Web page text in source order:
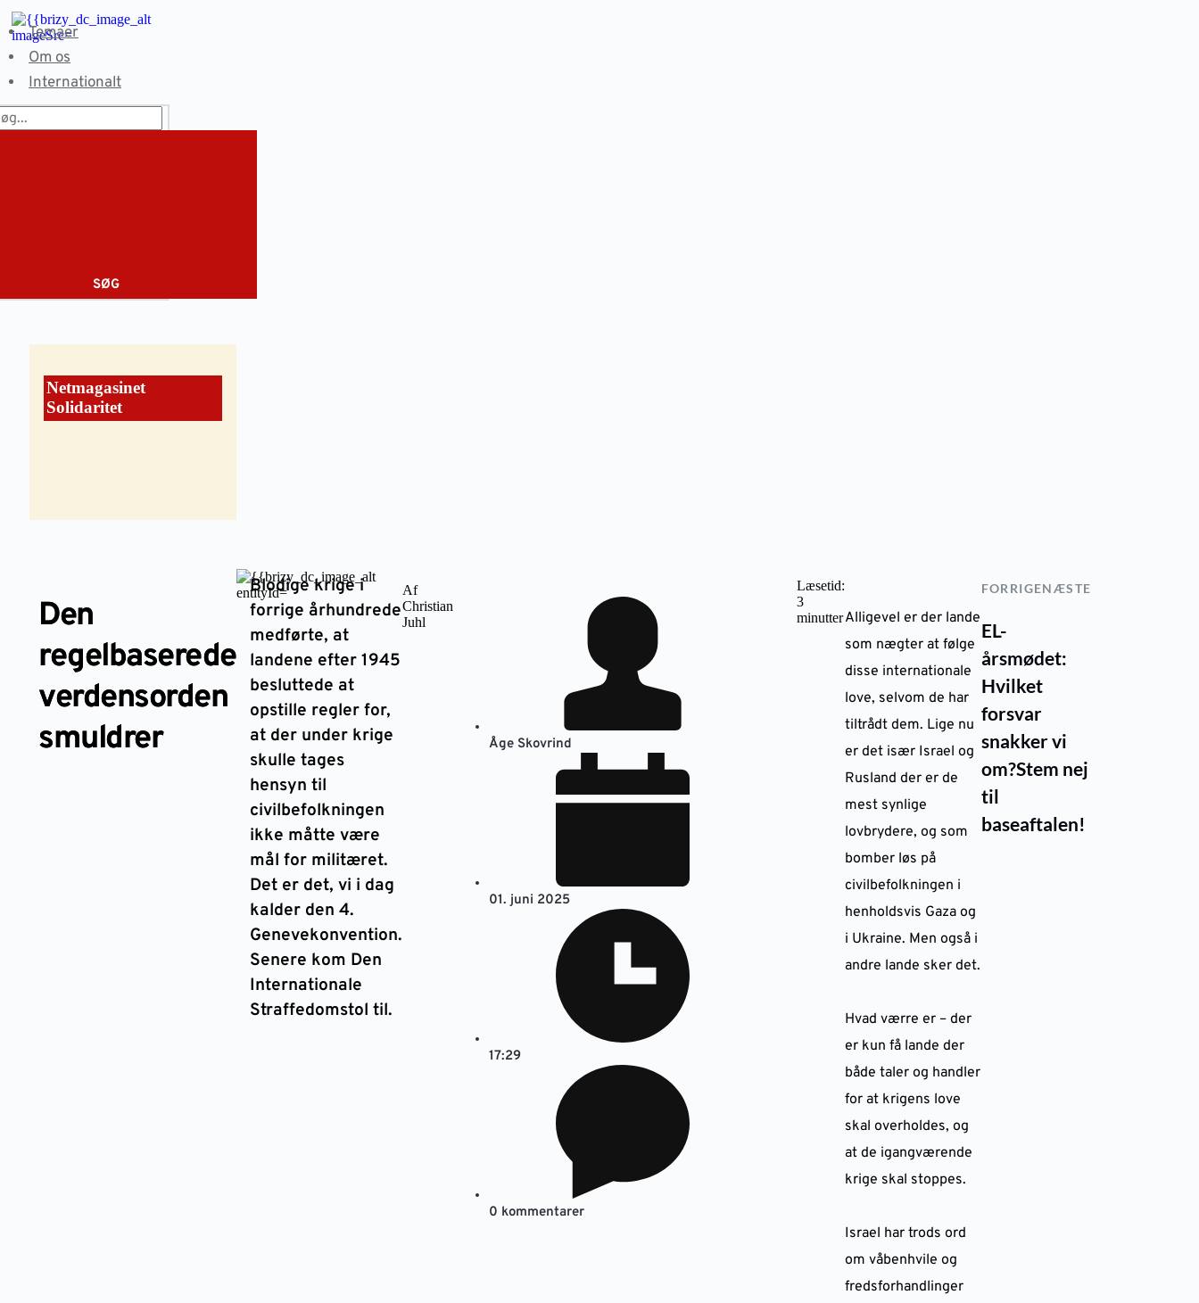
Fortsæt
til
indhold
Temaer
Om os
Internationalt
SØG
Netmagasinet
Solidaritet
Den
regelbaserede
verdensorden
smuldrer
Blodige krige i
forrige århundrede
medførte, at
landene efter 1945
besluttede at
opstille regler for,
at der under krige
skulle tages
hensyn til
civilbefolkningen
ikke måtte være
mål for militæret.
Det er det, vi i dag
kalder den 4.
Genevekonvention.
Senere kom Den
Internationale
Straffedomstol til.
Af
Christian
Juhl
Åge Skovrind
01. juni 2025
17:29
0 kommentarer
Læsetid:
3
minutter Alligevel er der lande
som nægter at følge
disse internationale
love, selvom de har
tiltrådt dem. Lige nu
er det især Israel og
Rusland der er de
mest synlige
lovbrydere, og som
bomber løs på
civilbefolkningen i
henholdsvis Gaza og
i Ukraine. Men også i
andre lande sker det.
Hvad værre er – der
er kun få lande der
både taler og handler
for at krigens love
skal overholdes, og
at de igangværende
krige skal stoppes.
Israel har trods ord
om våbenhvile og
fredsforhandlinger
FORRIGENÆSTE
EL-
årsmødet:
Hvilket
forsvar
snakker vi
om?Stem nej
til
baseaftalen!